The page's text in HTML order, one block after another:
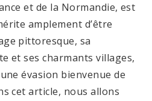
et de la Normandie, est
amplement d’être
pittoresque, sa
et ses charmants villages,
évasion bienvenue de
cet article, nous allons